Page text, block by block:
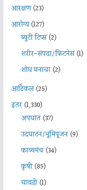
आरक्षण(23)
आरोग्य(127)
ब्युटी टिप्स(2)
शरीर-संपदा/फिटनेस(1)
शोध मनाचा(2)
आर्टिकल(25)
इतर(1,330)
अपघात(37)
उदघाटन/भूमिपूजन(9)
काव्यमंच(34)
कृषी(85)
चावडी(1)